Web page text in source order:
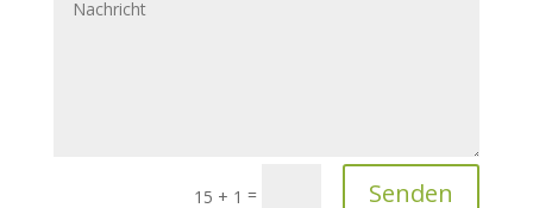
15 + 1 = Senden